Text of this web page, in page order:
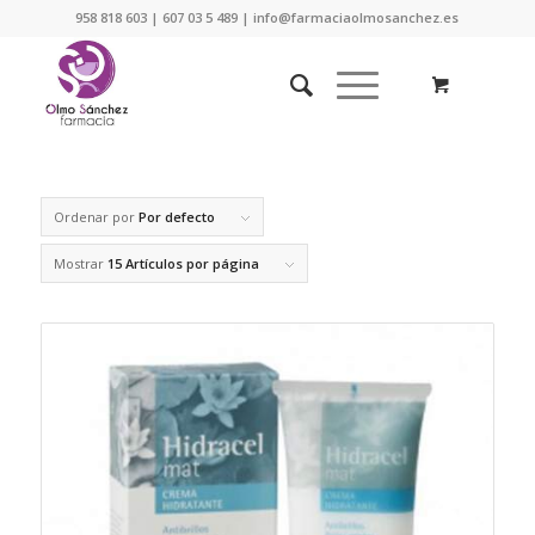
958 818 603 | 607 03 5 489 | info@farmaciaolmosanchez.es
Ordenar por Por defecto
Mostrar 15 Artículos por página